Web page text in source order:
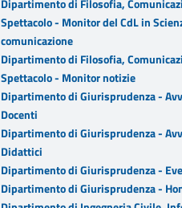
Dipartimento di Filosofia,
Spettacolo - Monitor del CdL in
comunicazione
Dipartimento di Filosofia,
Spettacolo - Monitor notizie
Dipartimento di Giurisprudenza -
Docenti
Dipartimento di Giurisprudenza -
Didattici
Dipartimento di Giurisprudenza -
Dipartimento di Giurisprudenza -